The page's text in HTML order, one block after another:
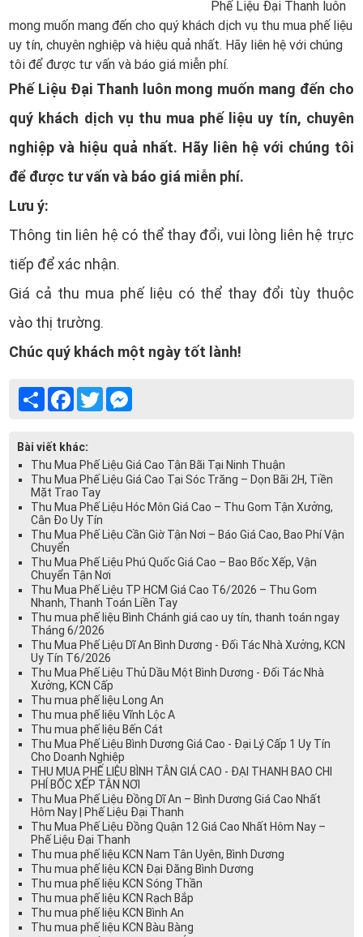
Phế Liệu Đại Thanh luôn
mong muốn mang đến cho quý khách dịch vụ thu mua phế liệu
uy tín, chuyên nghiệp và hiệu quả nhất. Hãy liên hệ với chúng
tôi để được tư vấn và báo giá miễn phí.
Phế Liệu Đại Thanh luôn mong muốn mang đến cho
quý khách dịch vụ thu mua phế liệu uy tín, chuyên
nghiệp và hiệu quả nhất. Hãy liên hệ với chúng tôi
để được tư vấn và báo giá miễn phí.
Lưu ý:
Thông tin liên hệ có thể thay đổi, vui lòng liên hệ trực
tiếp để xác nhận.
Giá cả thu mua phế liệu có thể thay đổi tùy thuộc
vào thị trường.
Chúc quý khách một ngày tốt lành!
Share Facebook
Twitter
Bài viết khác:
Thu Mua Phế Liệu Giá Cao Tận Bãi Tại Ninh Thuận
Thu Mua Phế Liệu Giá Cao Tại Sóc Trăng – Dọn Bãi 2H, Tiền
Mặt Trao Tay
Thu Mua Phế Liệu Hóc Môn Giá Cao – Thu Gom Tận Xưởng,
Cân Đo Uy Tín
Thu Mua Phế Liệu Cần Giờ Tận Nơi – Báo Giá Cao, Bao Phí Vận
Chuyển
Thu Mua Phế Liệu Phú Quốc Giá Cao – Bao Bốc Xếp, Vận
Chuyển Tận Nơi
Thu Mua Phế Liệu TP HCM Giá Cao T6/2026 – Thu Gom
Nhanh, Thanh Toán Liền Tay
Thu mua phế liệu Bình Chánh giá cao uy tín, thanh toán ngay
Tháng 6/2026
Thu Mua Phế Liệu Dĩ An Bình Dương - Đối Tác Nhà Xưởng, KCN
Uy Tín T6/2026
Thu Mua Phế Liệu Thủ Dầu Một Bình Dương - Đối Tác Nhà
Xưởng, KCN Cấp
Thu mua phế liệu Long An
Thu mua phế liệu Vĩnh Lộc A
Thu mua phế liệu Bến Cát
Thu Mua Phế Liệu Bình Dương Giá Cao - Đại Lý Cấp 1 Uy Tín
Cho Doanh Nghiệp
THU MUA PHẾ LIỆU BÌNH TÂN GIÁ CAO - ĐẠI THANH BAO CHI
PHÍ BỐC XẾP TẬN NƠI
Thu Mua Phế Liệu Đồng Dĩ An – Bình Dương Giá Cao Nhất
Hôm Nay | Phế Liệu Đại Thanh
Thu Mua Phế Liệu Đồng Quận 12 Giá Cao Nhất Hôm Nay –
Phế Liệu Đại Thanh
Thu mua phế liệu KCN Nam Tân Uyên, Bình Dương
Thu mua phế liệu KCN Đại Đăng Bình Dương
Thu mua phế liệu KCN Sóng Thần
Thu mua phế liệu KCN Rạch Bắp
Thu mua phế liệu KCN Bình An
Thu mua phế liệu KCN Bàu Bàng